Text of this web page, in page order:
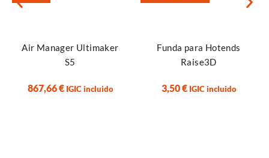
Air Manager Ultimaker
S5
867,66€ IGIC incluido
Funda para Hotends
Raise3D
3,50€ IGIC incluido